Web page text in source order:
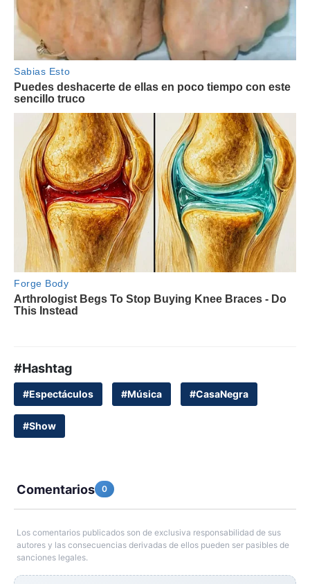
#Hashtag
#Espectáculos #Música #CasaNegra
#Show
Comentarios 0
Los comentarios publicados son de exclusiva responsabilidad de sus
autores y las consecuencias derivadas de ellos pueden ser pasibles de
sanciones legales.